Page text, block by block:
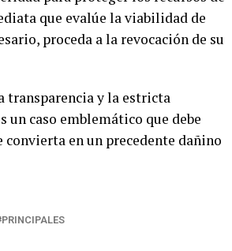
que evalúe la viabilidad de
proceda a la revocación de su
transparencia y la estricta
caso emblemático que debe
en un precedente dañino
PRINCIPALES